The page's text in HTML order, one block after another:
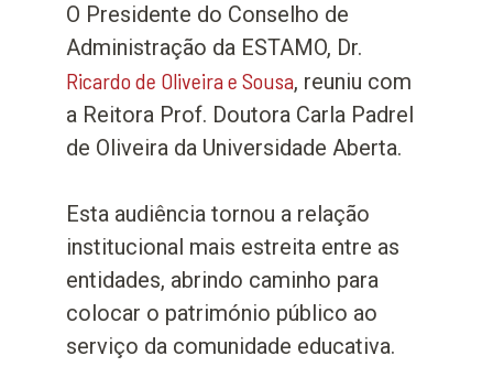
O Presidente do Conselho de
Administração da ESTAMO, Dr.
Ricardo de Oliveira e Sousa, reuniu com
a Reitora Prof. Doutora Carla Padrel
de Oliveira da Universidade Aberta.
Esta audiência tornou a relação
institucional mais estreita entre as
entidades, abrindo caminho para
colocar o património público ao
serviço da comunidade educativa.